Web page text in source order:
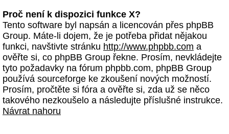
Proč není k dispozici funkce X?
Tento software byl napsán a licencován přes phpBB
Group. Máte-li dojem, že je potřeba přidat nějakou
funkci, navštivte stránku http://www.phpbb.com a
ověřte si, co phpBB Group řekne. Prosím, nevkládejte
tyto požadavky na fórum phpbb.com, phpBB Group
používá sourceforge ke zkoušení nových možností.
Prosím, pročtěte si fóra a ověřte si, zda už se něco
takového nezkoušelo a následujte příslušné instrukce.
Návrat nahoru